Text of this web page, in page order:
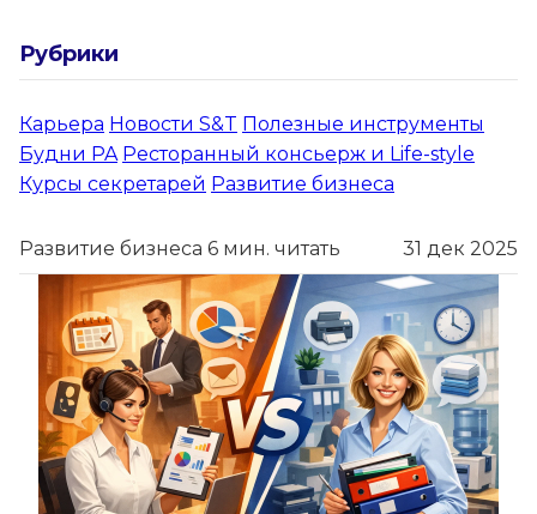
Рубрики
Карьера Новости S&T Полезные инструменты
Будни PA Ресторанный консьерж и Life-style
Курсы секретарей Развитие бизнеса
Развитие бизнеса 6 мин. читать 31 дек 2025